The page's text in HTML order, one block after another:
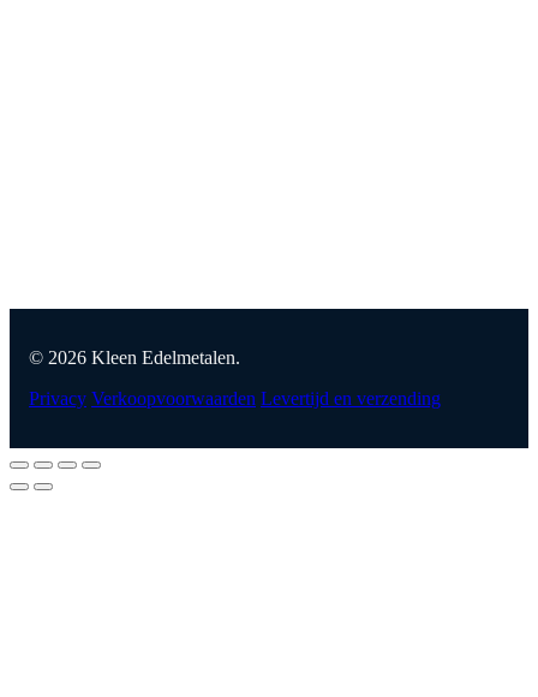
© 2026 Kleen Edelmetalen.
Privacy Verkoopvoorwaarden Levertijd en verzending